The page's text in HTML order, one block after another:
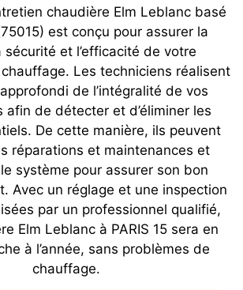
chaudière Elm Leblanc basé
est conçu pour assurer la
et l’efficacité de votre
Les techniciens réalisent
de l’intégralité de vos
afin de détecter et d’éliminer les
De cette manière, ils peuvent
réparations et maintenances et
système pour assurer son bon
Avec un réglage et une inspection
par un professionnel qualifié,
Elm Leblanc à PARIS 15 sera en
à l’année, sans problèmes de
chauffage.